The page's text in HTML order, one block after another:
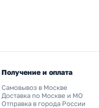
Получение и оплата
Самовывоз в Москве
Доставка по Москве и МО
Отправка в города России